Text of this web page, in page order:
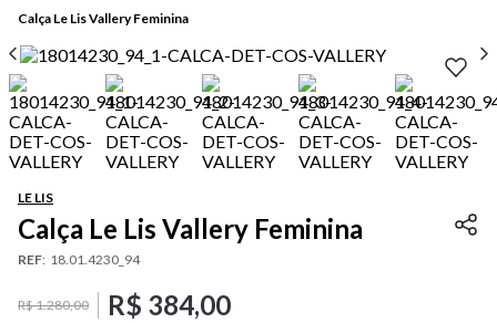
Calça Le Lis Vallery Feminina
LE LIS
Calça Le Lis Vallery Feminina
REF: 18.01.4230_94
R$1.280,00 R$ 384,00